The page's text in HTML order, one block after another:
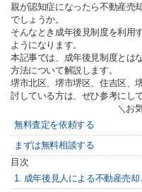
親が認知症になったら不動産売
でしょうか。
そんなとき成年後見制度を利用
ようになります。
本記事では、成年後見制度とは
方法について解説します。
堺市北区、堺市堺区、住吉区、
討している方は、ぜひ参考にし
＼お
無料査定を依頼する
まずは無料相談する
目次
1. 成年後見人による不動産売却